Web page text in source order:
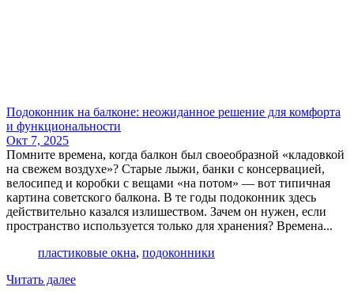
Подоконник на балконе: неожиданное решение для комфорта
и функциональности
Окт 7, 2025
Помните времена, когда балкон был своеобразной «кладовкой
на свежем воздухе»? Старые лыжи, банки с консервацией,
велосипед и коробки с вещами «на потом» — вот типичная
картина советского балкона. В те годы подоконник здесь
действительно казался излишеством. Зачем он нужен, если
пространство используется только для хранения? Времена...
пластиковые окна, подоконники
Читать далее